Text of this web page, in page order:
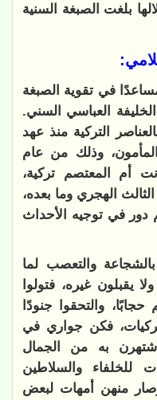
بلغت الصبغة السنية
في تقوية الصبغة
العباسي السني.
التركية منذ عهد
وذلك من عام
227 هـ. وكانت أم المعتصم تركية،
الهجري وما بعده،
في توجيه الأحداث
بالشجاعة والتعصب لما
يقبلون غيره، فتولوا
والتحقوا جنودًا
فكن جواري في
به من الجمال
للخلفاء والسلاطين
منهن أمهات لبعض